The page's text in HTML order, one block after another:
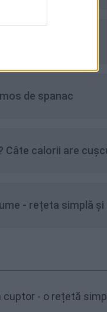
de spanac
Câte calorii are
- rețeta simplă și
cuptor - o rețetă